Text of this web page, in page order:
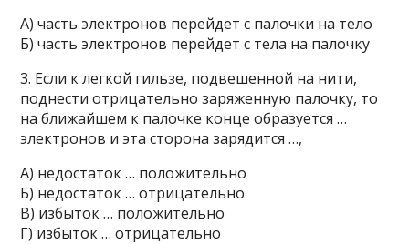
А) часть электронов перейдет с палочки на тело
Б) часть электронов перейдет с тела на палочку
3. Если к легкой гильзе, подвешенной на нити,
поднести отрицательно заряженную палочку, то
на ближайшем к палочке конце образуется …
электронов и эта сторона зарядится …,
А) недостаток … положительно
Б) недостаток … отрицательно
В) избыток … положительно
Г) избыток … отрицательно